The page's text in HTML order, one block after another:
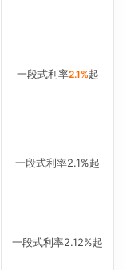
一段式利率2.1%起
一段式利率2.1%起
一段式利率2.12%起